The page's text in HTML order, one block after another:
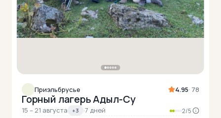
Приэльбрусье 4.95· 78
Горный лагерь Адыл-Су
15 – 21 августа +3 ·7 дней 2/5